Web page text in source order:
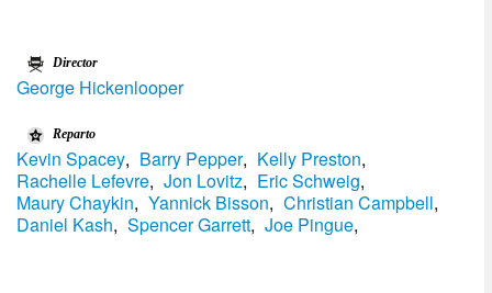
Director
George Hickenlooper
Reparto
Kevin Spacey, Barry Pepper, Kelly Preston,
Rachelle Lefevre, Jon Lovitz, Eric Schweig,
Maury Chaykin, Yannick Bisson, Christian Campbell,
Daniel Kash, Spencer Garrett, Joe Pingue,